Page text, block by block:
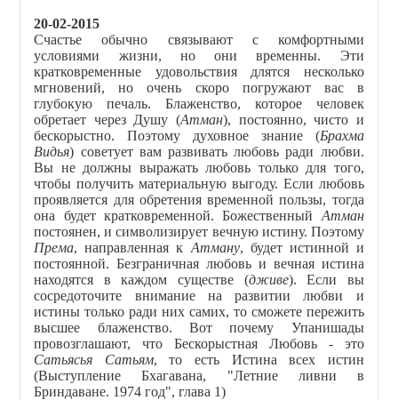
20-02-2015
Счастье обычно связывают с комфортными
условиями жизни, но они временны. Эти
кратковременные удовольствия длятся несколько
мгновений, но очень скоро погружают вас в
глубокую печаль. Блаженство, которое человек
обретает через Душу (Атман), постоянно, чисто и
бескорыстно. Поэтому духовное знание (Брахма
Видья) советует вам развивать любовь ради любви.
Вы не должны выражать любовь только для того,
чтобы получить материальную выгоду. Если любовь
проявляется для обретения временной пользы, тогда
она будет кратковременной. Божественный Атман
постоянен, и символизирует вечную истину. Поэтому
Према, направленная к Атману, будет истинной и
постоянной. Безграничная любовь и вечная истина
находятся в каждом существе (дживе). Если вы
сосредоточите внимание на развитии любви и
истины только ради них самих, то сможете пережить
высшее блаженство. Вот почему Упанишады
провозглашают, что Бескорыстная Любовь - это
Сатьясья Сатьям, то есть Истина всех истин
(Выступление Бхагавана, "Летние ливни в
Бриндаване. 1974 год", глава 1)